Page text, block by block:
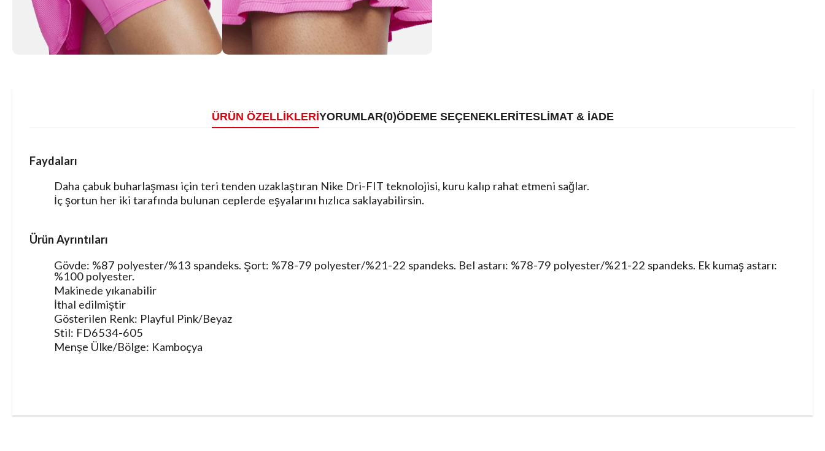
ÜRÜN ÖZELLIKLERIYORUMLAR(0)ÖDEME SEÇENEKLERITESLİMAT & İADE
Faydaları
Daha çabuk buharlaşması için teri tenden uzaklaştıran Nike Dri-FIT teknolojisi, kuru kalıp rahat etmeni sağlar.
İç şortun her iki tarafında bulunan ceplerde eşyalarını hızlıca saklayabilirsin.
Ürün Ayrıntıları
Gövde: %87 polyester/%13 spandeks. Şort: %78-79 polyester/%21-22 spandeks. Bel astarı: %78-79 polyester/%21-22 spandeks. Ek kumaş astarı:
%100 polyester.
Makinede yıkanabilir
İthal edilmiştir
Gösterilen Renk: Playful Pink/Beyaz
Stil: FD6534-605
Menşe Ülke/Bölge: Kamboçya